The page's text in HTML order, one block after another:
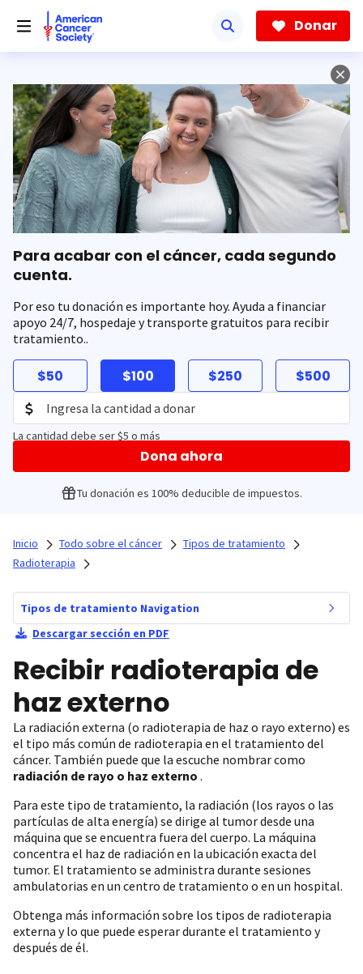
hacia
contenido
Donar
Para acabar con el cáncer, cada segundo
cuenta.
Por eso tu donación es importante hoy. Ayuda a financiar
apoyo 24/7, hospedaje y transporte gratuitos para recibir
tratamiento..
$50 $100 $250 $500
La cantidad debe ser $5 o más
Dona ahora
Tu donación es 100% deducible de impuestos.
Inicio Todo sobre el cáncer
Tipos de tratamiento
Radioterapia
Tipos de tratamiento Navigation
Descargar sección en PDF
Recibir radioterapia de
haz externo
La radiación externa (o radioterapia de haz o rayo externo) es
el tipo más común de radioterapia en el tratamiento del
cáncer. También puede que la escuche nombrar como
radiación de rayo o haz externo .
Para este tipo de tratamiento, la radiación (los rayos o las
partículas de alta energía) se dirige al tumor desde una
máquina que se encuentra fuera del cuerpo. La máquina
concentra el haz de radiación en la ubicación exacta del
tumor. El tratamiento se administra durante sesiones
ambulatorias en un centro de tratamiento o en un hospital.
Obtenga más información sobre los tipos de radioterapia
externa y lo que puede esperar durante el tratamiento y
después de él.